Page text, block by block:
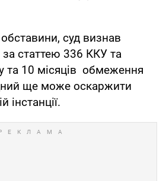
суд визнав
статтею 336 ККУ та
та 10 місяців обмеження
ще може оскаржити
інстанції.